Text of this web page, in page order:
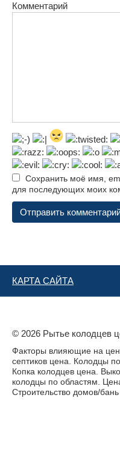
Комментарий
Сохранить моё имя,
для последующих моих
КАРТА САЙТА
© 2026 Рытье колодцев
Факторы влияющие на
септиков цена. Колодцы
Копка колодцев цена.
колодцы по областям.
Строительство домов/